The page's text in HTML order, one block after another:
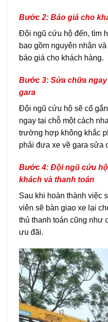
Bước 2: Báo giá cho
Đội ngũ cứu hộ đến, tìm
bao gồm nguyên nhân
báo giá cho khách hàng.
Bước 3: Sửa chữa
gara
Đội ngũ cứu hộ sẽ cố
ngay tại chỗ một cách
trường hợp không khắc
phải đưa xe về gara sửa
Bước 4: Đội ngũ cứu
khách và thanh toán
Sau khi hoàn thành việc
viên sẽ bàn giao xe lại
thủ thanh toán cũng như
ưu đãi.